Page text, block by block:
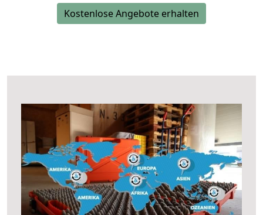
Kostenlose Angebote erhalten